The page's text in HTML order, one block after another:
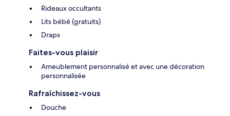
Rideaux occultants
Lits bébé (gratuits)
Draps
Faites-vous plaisir
Ameublement personnalisé et avec une décoration
personnalisée
Rafraîchissez-vous
Douche